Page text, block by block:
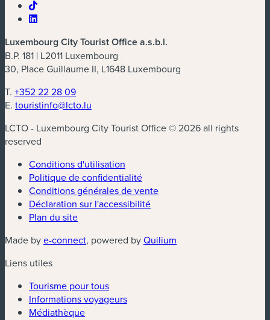
Luxembourg City Tourist Office a.s.b.l.
B.P. 181 | L2011 Luxembourg
30, Place Guillaume II, L1648 Luxembourg
T. +352 22 28 09
E. touristinfo@lcto.lu
LCTO - Luxembourg City Tourist Office © 2026 all rights
reserved
Conditions d'utilisation
Politique de confidentialité
Conditions générales de vente
Déclaration sur l'accessibilité
Plan du site
Made bye-connect(nouvelle fenêtre)
, powered byQuilium
Liens utiles
Tourisme pour tous
Informations voyageurs
Médiathèque